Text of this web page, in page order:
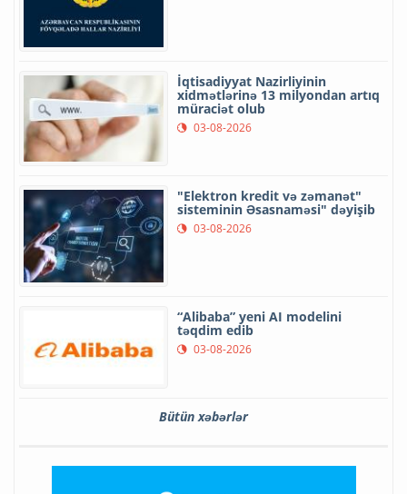
İqtisadiyyat Nazirliyinin
xidmətlərinə 13 milyondan artıq
müraciət olub
03-08-2026
"Elektron kredit və zəmanət"
sisteminin Əsasnaməsi" dəyişib
03-08-2026
“Alibaba” yeni AI modelini
təqdim edib
03-08-2026
Bütün xəbərlər